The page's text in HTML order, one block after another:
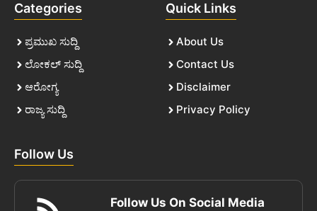
Categories
ಪ್ರಮುಖ ಸುದ್ದಿ
ಲೋಕಲ್ ಸುದ್ದಿ
ಆರೋಗ್ಯ
ರಾಜ್ಯ ಸುದ್ದಿ
Quick Links
About Us
Contact Us
Disclaimer
Privacy Policy
Follow Us
Follow Us On Social Media